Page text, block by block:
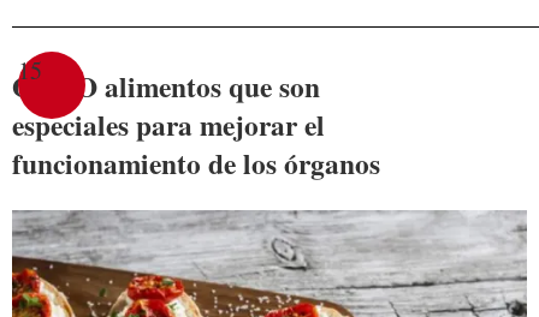
15
OCHO alimentos que son
especiales para mejorar el
funcionamiento de los órganos